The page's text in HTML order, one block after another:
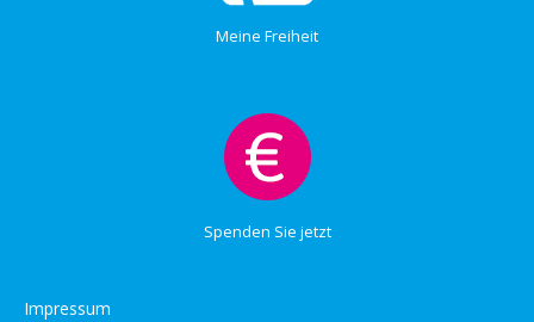
Meine Freiheit
Spenden Sie jetzt
Impressum